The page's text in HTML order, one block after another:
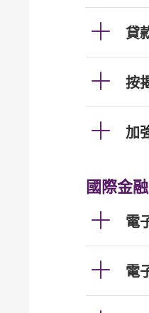
貸
按
加
國際金
電
電